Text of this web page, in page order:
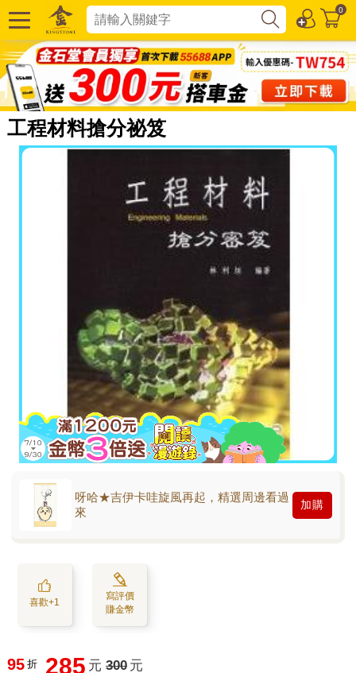
0
工程材料搶分祕笈
呀哈★吉伊卡哇旋風再起，精選周邊看過
來
加購
喜歡+1
寫評價
賺金幣
95 折 285 元 300 元